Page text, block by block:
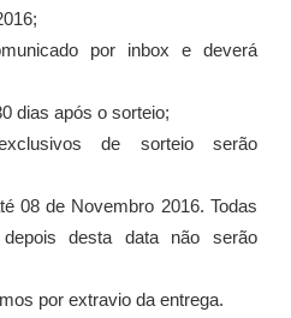
por inbox e deverá
dias após o sorteio;
de sorteio serão
08 de Novembro 2016. Todas
desta data não serão
por extravio da entrega.